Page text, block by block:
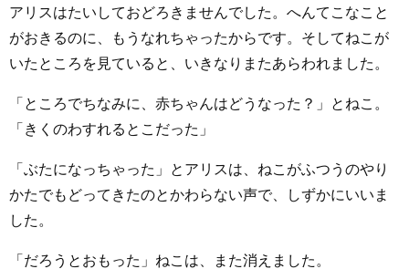
アリスはたいしておどろきませんでした。へんてこなこと
がおきるのに、もうなれちゃったからです。そしてねこが
いたところを見ていると、いきなりまたあらわれました。
「ところでちなみに、赤ちゃんはどうなった？」とねこ。
「きくのわすれるとこだった」
「ぶたになっちゃった」とアリスは、ねこがふつうのやり
かたでもどってきたのとかわらない声で、しずかにいいま
した。
「だろうとおもった」ねこは、また消えました。